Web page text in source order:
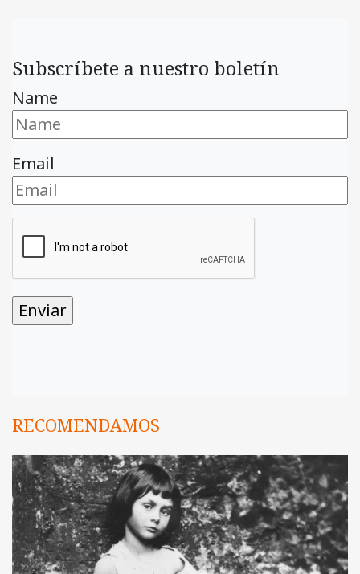
Subscríbete a nuestro boletín
Name
Email
RECOMENDAMOS